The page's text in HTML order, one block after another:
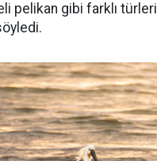
pelikan gibi farklı türleri